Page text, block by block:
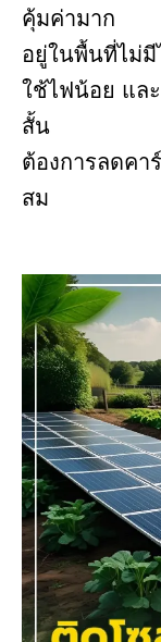
คุ้มค่ามาก
อยู่ในพื้นที่ไม่
ใช้ไฟน้อย แล
สั้น
ต้องการลดคา
สม